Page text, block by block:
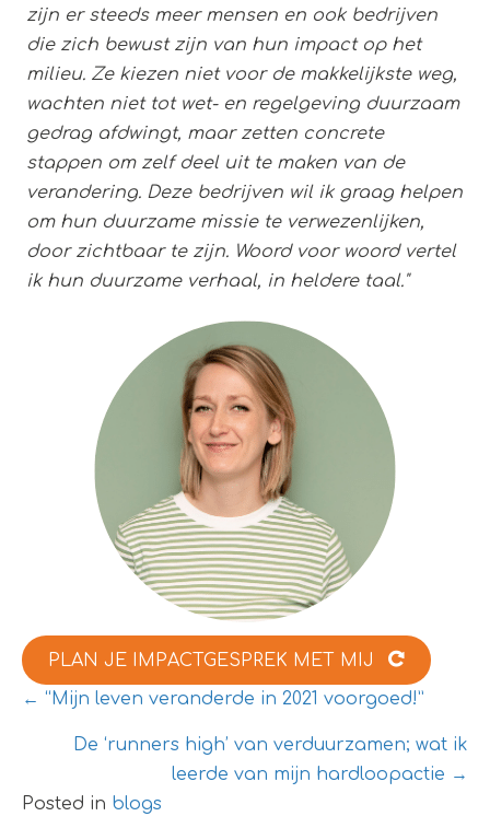
zijn er steeds meer mensen en ook bedrijven
die zich bewust zijn van hun impact op het
milieu. Ze kiezen niet voor de makkelijkste weg,
wachten niet tot wet- en regelgeving duurzaam
gedrag afdwingt, maar zetten concrete
stappen om zelf deel uit te maken van de
verandering. Deze bedrijven wil ik graag helpen
om hun duurzame missie te verwezenlijken,
door zichtbaar te zijn. Woord voor woord vertel
ik hun duurzame verhaal, in heldere taal."
PLAN JE IMPACTGESPREK MET MIJ
POSTS
NAVIGATION
← “Mijn leven veranderde in 2021 voorgoed!”
De ‘runners high’ van verduurzamen; wat ik
leerde van mijn hardloopactie →
Posted in blogs